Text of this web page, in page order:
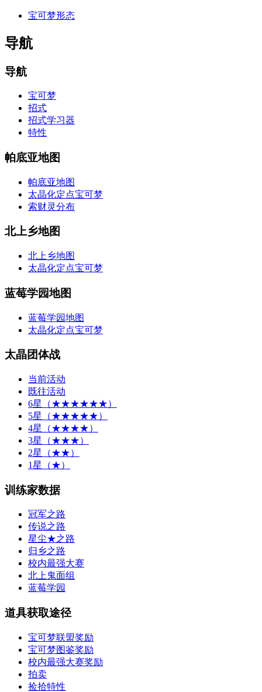
宝可梦形态
导航
导航
宝可梦
招式
招式学习器
特性
帕底亚地图
帕底亚地图
太晶化定点宝可梦
索财灵分布
北上乡地图
北上乡地图
太晶化定点宝可梦
蓝莓学园地图
蓝莓学园地图
太晶化定点宝可梦
太晶团体战
当前活动
既往活动
6星（★★★★★★）
5星（★★★★★）
4星（★★★★）
3星（★★★）
2星（★★）
1星（★）
训练家数据
冠军之路
传说之路
星尘★之路
归乡之路
校内最强大赛
北上鬼面组
蓝莓学园
道具获取途径
宝可梦联盟奖励
宝可梦图鉴奖励
校内最强大赛奖励
拍卖
捡拾特性